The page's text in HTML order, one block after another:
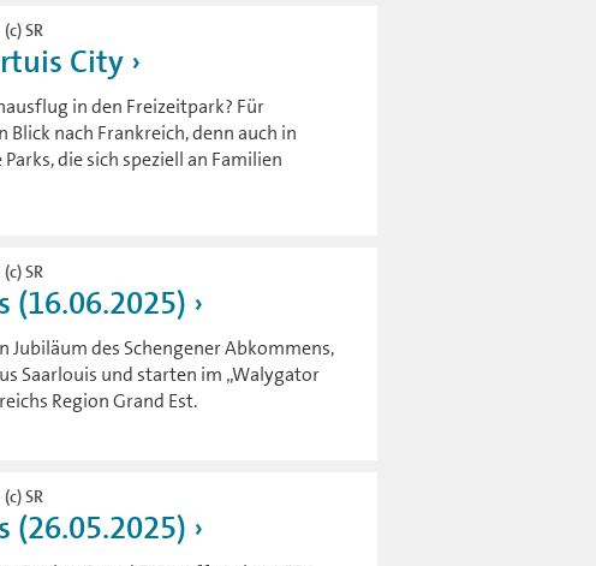
SR
City
in den Freizeitpark? Für
nach Frankreich, denn auch in
die sich speziell an Familien
SR
(16.06.2025)
des Schengener Abkommens,
Saarlouis und starten im „Walygator
Region Grand Est.
SR
(26.05.2025)